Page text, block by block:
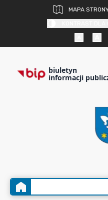
MAPA
biuletyn
informacji